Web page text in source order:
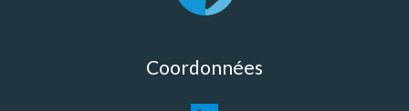
Coordonnées